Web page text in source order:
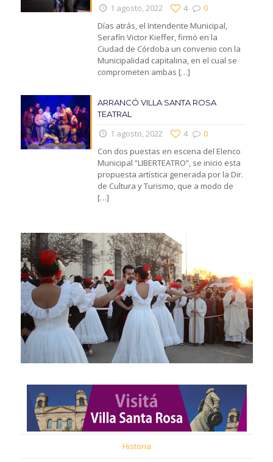
1 agosto, 2022 0
4
Días atrás, el Intendente Municipal,
Serafín Victor Kieffer, firmó en la
Ciudad de Córdoba un convenio con la
Municipalidad capitalina, en el cual se
comprometen ambas […]
ARRANCÓ VILLA SANTA ROSA
TEATRAL
1 agosto, 2022 0
4
Con dos puestas en escena del Elenco
Municipal “LIBERTEATRO”, se inicio esta
propuesta artística generada por la Dir.
de Cultura y Turismo, que a modo de
[…]
Historia